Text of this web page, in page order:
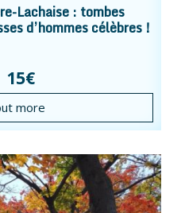
Lachaise : tombes
d’hommes célèbres !
15€
more